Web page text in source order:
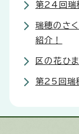
第24回瑞
瑞穂のさ
紹介！
区の花ひ
第25回瑞